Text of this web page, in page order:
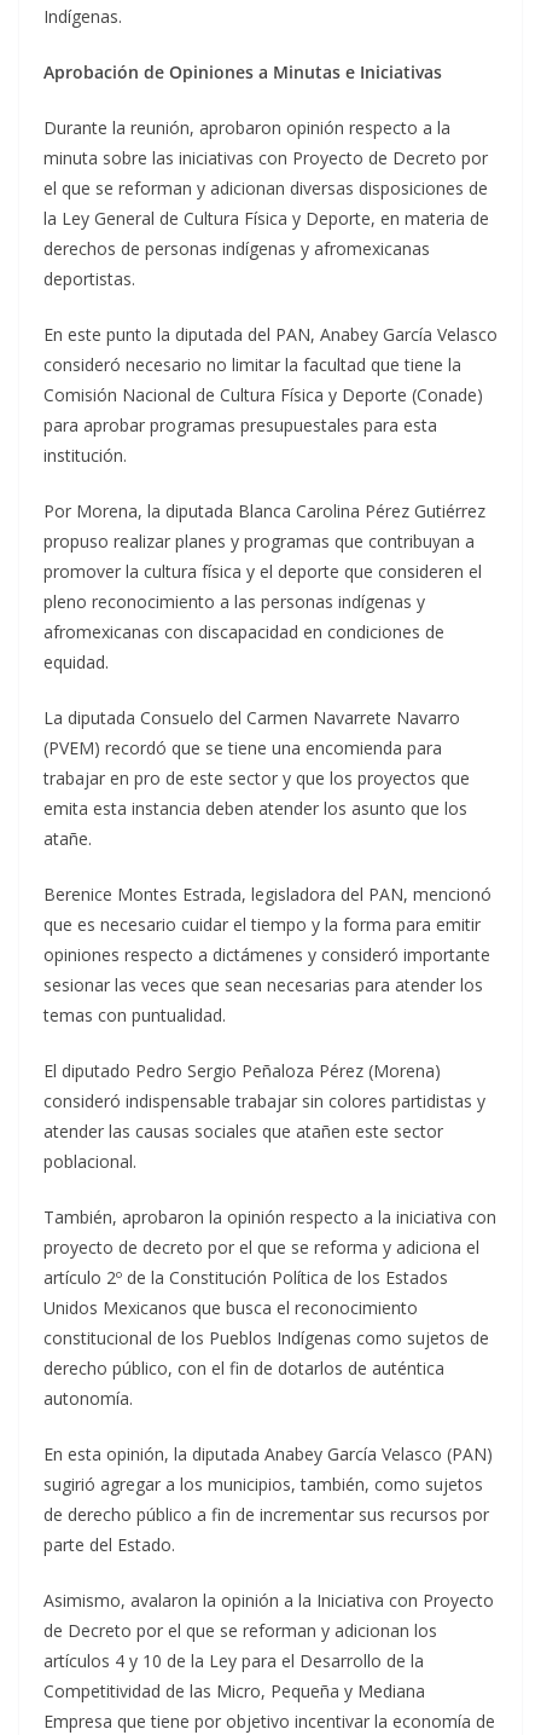
Indígenas.
Aprobación de Opiniones a Minutas e Iniciativas
Durante la reunión, aprobaron opinión respecto a la
minuta sobre las iniciativas con Proyecto de Decreto por
el que se reforman y adicionan diversas disposiciones de
la Ley General de Cultura Física y Deporte, en materia de
derechos de personas indígenas y afromexicanas
deportistas.
En este punto la diputada del PAN, Anabey García Velasco
consideró necesario no limitar la facultad que tiene la
Comisión Nacional de Cultura Física y Deporte (Conade)
para aprobar programas presupuestales para esta
institución.
Por Morena, la diputada Blanca Carolina Pérez Gutiérrez
propuso realizar planes y programas que contribuyan a
promover la cultura física y el deporte que consideren el
pleno reconocimiento a las personas indígenas y
afromexicanas con discapacidad en condiciones de
equidad.
La diputada Consuelo del Carmen Navarrete Navarro
(PVEM) recordó que se tiene una encomienda para
trabajar en pro de este sector y que los proyectos que
emita esta instancia deben atender los asunto que los
atañe.
Berenice Montes Estrada, legisladora del PAN, mencionó
que es necesario cuidar el tiempo y la forma para emitir
opiniones respecto a dictámenes y consideró importante
sesionar las veces que sean necesarias para atender los
temas con puntualidad.
El diputado Pedro Sergio Peñaloza Pérez (Morena)
consideró indispensable trabajar sin colores partidistas y
atender las causas sociales que atañen este sector
poblacional.
También, aprobaron la opinión respecto a la iniciativa con
proyecto de decreto por el que se reforma y adiciona el
artículo 2º de la Constitución Política de los Estados
Unidos Mexicanos que busca el reconocimiento
constitucional de los Pueblos Indígenas como sujetos de
derecho público, con el fin de dotarlos de auténtica
autonomía.
En esta opinión, la diputada Anabey García Velasco (PAN)
sugirió agregar a los municipios, también, como sujetos
de derecho público a fin de incrementar sus recursos por
parte del Estado.
Asimismo, avalaron la opinión a la Iniciativa con Proyecto
de Decreto por el que se reforman y adicionan los
artículos 4 y 10 de la Ley para el Desarrollo de la
Competitividad de las Micro, Pequeña y Mediana
Empresa que tiene por objetivo incentivar la economía de